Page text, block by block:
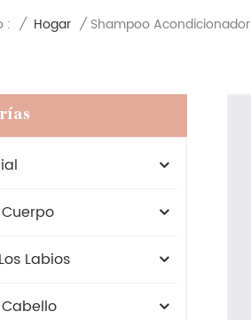
: / Hogar / Shampoo Acondicionador
Labios